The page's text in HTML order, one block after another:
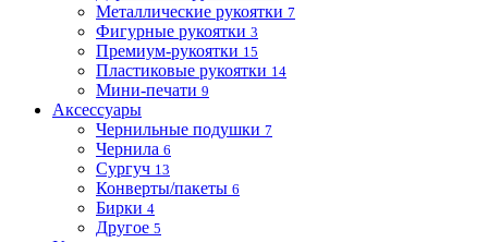
Металлические рукоятки 7
Фигурные рукоятки 3
Премиум-рукоятки 15
Пластиковые рукоятки 14
Мини-печати 9
Аксессуары
Чернильные подушки 7
Чернила 6
Сургуч 13
Конверты/пакеты 6
Бирки 4
Другое 5